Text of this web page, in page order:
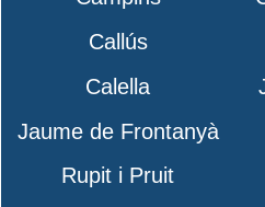
Callús
Calella
Jaume de Frontanyà
Rupit i Pruit